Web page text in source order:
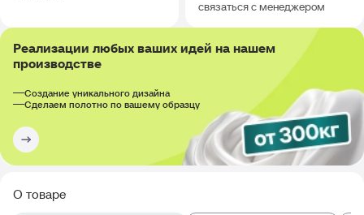
связаться с менеджером
Реализации любых ваших идей на нашем
производстве
Создание уникального дизайна
Сделаем полотно по вашему образцу
О товаре